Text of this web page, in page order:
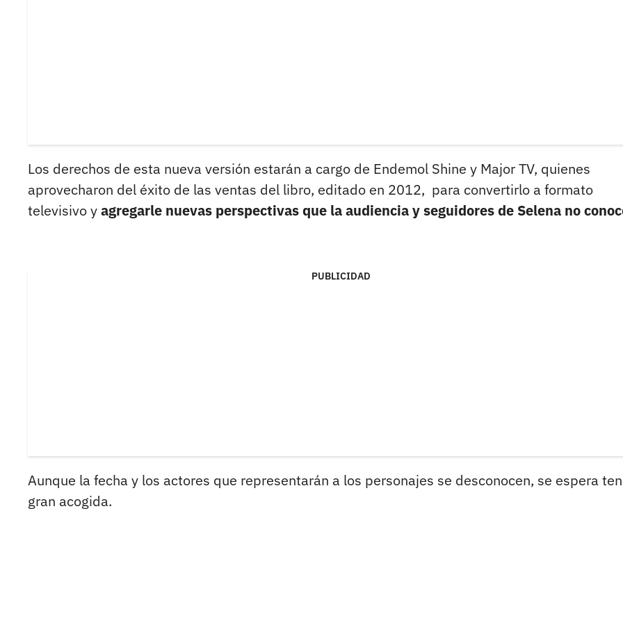
Los derechos de esta nueva versión estarán a cargo de Endemol Shine y Major TV, quienes
aprovecharon del éxito de las ventas del libro, editado en 2012, para convertirlo a formato
televisivo yagregarle nuevas perspectivas que la audiencia y seguidores de Selena no
PUBLICIDAD
Aunque la fecha y los actores que representarán a los personajes se desconocen, se espera
gran acogida.